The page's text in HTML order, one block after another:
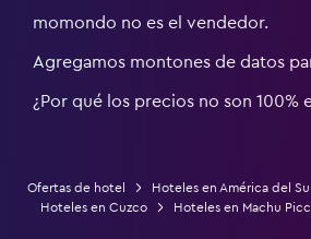
momondo no es el vendedor.
Agregamos montones de datos
¿Por qué los precios no son 100%
Ofertas de hotel Hoteles en América del
Hoteles en Cuzco
Hoteles en Machu